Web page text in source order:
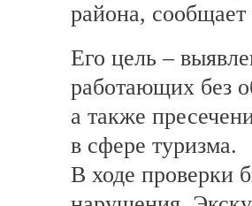
района,
Его цель –
работающих без
а также
в сфере туризма.
В ходе проверки